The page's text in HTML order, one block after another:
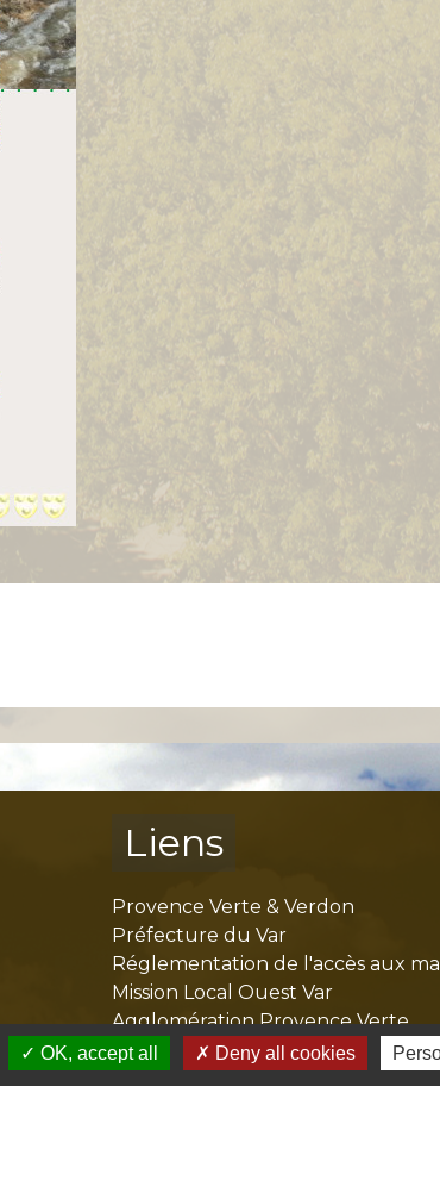
Liens
Provence Verte & Verdon
Préfecture du Var
Réglementation de l'accès aux
Mission Local Ouest Var
Agglomération Provence Verte
OK, accept all Deny all cookies